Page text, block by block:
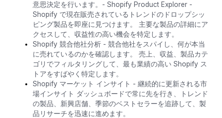
意思決定を行います。- Shopify Product Explorer -
Shopify で現在販売されているトレンドのドロップシッ
ピング製品を即座に見つけます。 主要な製品の詳細にア
クセスして、収益性の高い機会を特定します。
Shopify 競合他社分析 - 競合他社をスパイし、何が本当
に売れているのかを確認します。 売上、収益、製品カテ
ゴリでフィルタリングして、最も業績の高い Shopify ス
トアをすばやく特定します。
Shopify マーケット インサイト - 継続的に更新される市
場インサイト ダッシュボードで常に先を行き、トレンド
の製品、新興店舗、季節のベストセラーを追跡して、製
品リサーチを迅速に進めます。